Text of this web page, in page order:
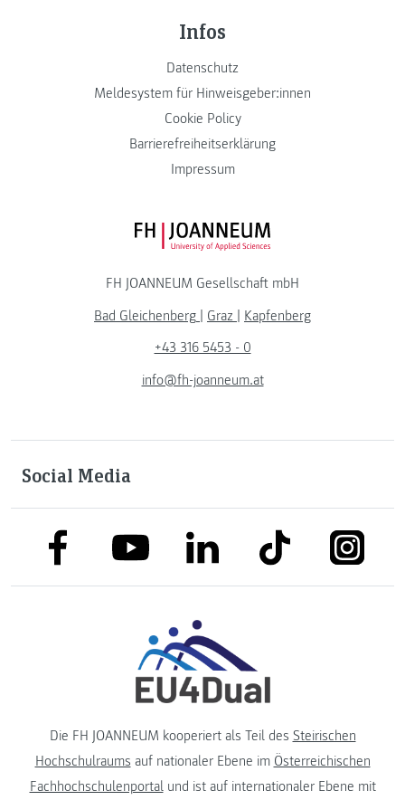
Infos
Datenschutz
Meldesystem für Hinweisgeber:innen
Cookie Policy
Barrierefreiheitserklärung
Impressum
FH JOANNEUM Logo
FH JOANNEUM Gesellschaft mbH
Bad Gleichenberg | Graz | Kapfenberg
+43 316 5453 - 0
info@fh-joanneum.at
Social Media
link to facebooklink to youtubelink to linkedinlink to tiktok link to
Die FH JOANNEUM kooperiert als Teil des Steirischen
Hochschulraums auf nationaler Ebene im Österreichischen
Fachhochschulenportalund ist auf internationaler Ebene mit